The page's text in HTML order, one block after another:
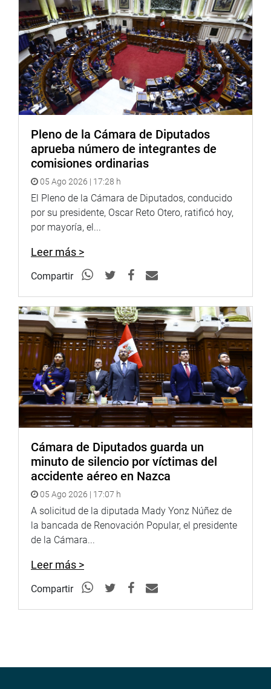
Puede encontrar más información en nuestra página web
y redes sociales.
https://web.facebook.com/CongresoPeru/
Facebook:https://www.facebook.com/
fref=ts
Twitter:https://twitter.com/congresoperu<https://
Youtube:http://www.youtube.com/congresoperu<http://
Pleno de la Cámara de Diputados
aprueba número de integrantes de
comisiones ordinarias
05 Ago 2026 | 17:28 h
El Pleno de la Cámara de Diputados, conducido
por su presidente, Oscar Reto Otero, ratificó hoy,
por mayoría, el...
Leer más >
Compartir
Cámara de Diputados guarda un
minuto de silencio por víctimas del
accidente aéreo en Nazca
05 Ago 2026 | 17:07 h
A solicitud de la diputada Mady Yonz Núñez de
la bancada de Renovación Popular, el presidente
de la Cámara...
Leer más >
Compartir